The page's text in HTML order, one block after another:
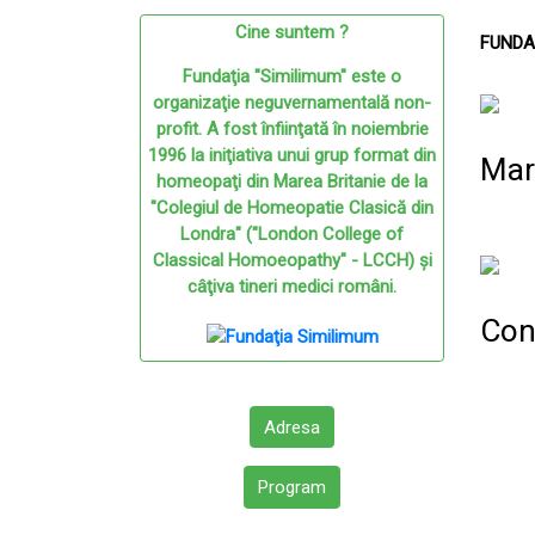
Cine suntem ?
Fundaţia "Similimum" este o
organizaţie neguvernamentală non-
profit. A fost înfiinţată în noiembrie
1996 la iniţiativa unui grup format din
homeopaţi din Marea Britanie de la
"Colegiul de Homeopatie Clasică din
Londra" ("London College of
Classical Homoeopathy" - LCCH) şi
câţiva tineri medici români.
Adresa
Program